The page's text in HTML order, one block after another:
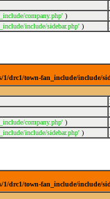
company.php' )
include/sidebar.php' )
1/drc1/town-fan_include/include/
company.php' )
include/sidebar.php' )
1/drc1/town-fan_include/include/